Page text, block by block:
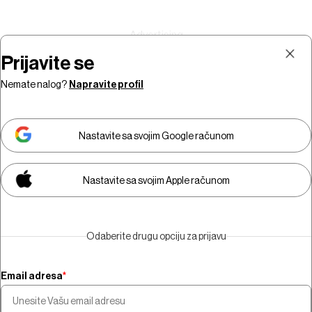
Morate biti pretplatnik da biste
gledali video sadržaj.
Pretplatite se
Prijavite se
Nemate nalog? Napravite profil
Nastavite sa svojim Google računom
Nastavite sa svojim Apple računom
Odaberite drugu opciju za prijavu
Email adresa*